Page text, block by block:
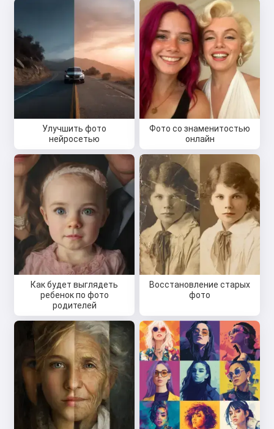
Улучшить фото
нейросетью
Фото со знаменитостью
онлайн
Как будет выглядеть
ребенок по фото
родителей
Восстановление старых
фото